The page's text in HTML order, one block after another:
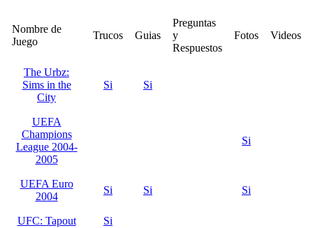
Nombre de
Juego
Trucos Guias
Preguntas
y
Respuestos
Fotos Videos
The Urbz:
Sims in the
City
Si Si
UEFA
Champions
League 2004-
2005
Si
UEFA Euro
2004
Si Si Si
UFC: Tapout Si